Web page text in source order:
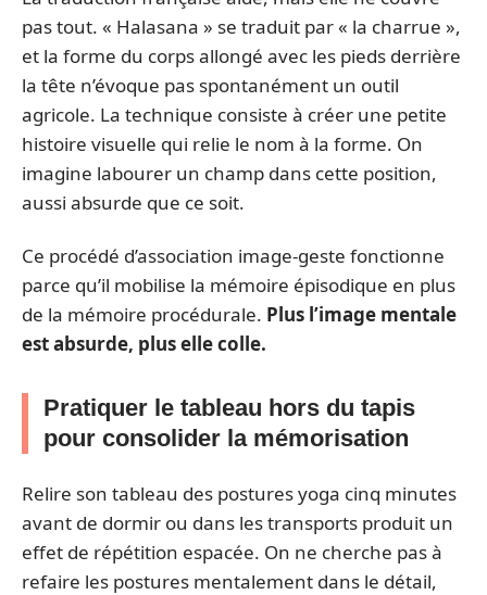
pas tout. « Halasana » se traduit par « la charrue »,
et la forme du corps allongé avec les pieds derrière
la tête n’évoque pas spontanément un outil
agricole. La technique consiste à créer une petite
histoire visuelle qui relie le nom à la forme. On
imagine labourer un champ dans cette position,
aussi absurde que ce soit.
Ce procédé d’association image-geste fonctionne
parce qu’il mobilise la mémoire épisodique en plus
de la mémoire procédurale. Plus l’image mentale
est absurde, plus elle colle.
Pratiquer le tableau hors du tapis
pour consolider la mémorisation
Relire son tableau des postures yoga cinq minutes
avant de dormir ou dans les transports produit un
effet de répétition espacée. On ne cherche pas à
refaire les postures mentalement dans le détail,